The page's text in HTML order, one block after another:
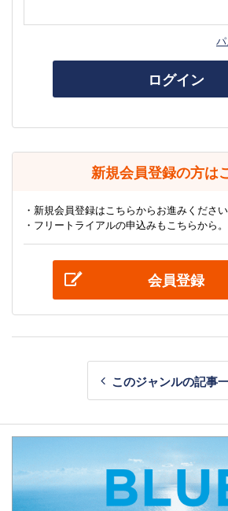
ログイン
新規会員登録の方は
・新規会員登録はこちらからお進みください
・フリートライアルの申込みもこちらから。
会員登録
このジャンルの記事